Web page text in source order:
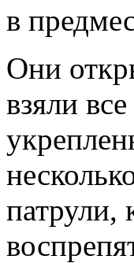
в
Они
взяли
патрули,